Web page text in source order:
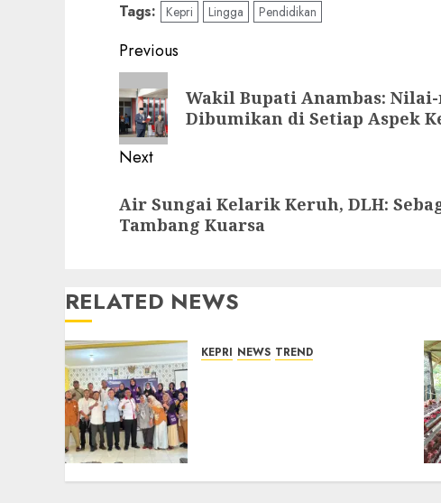
Tags: Kepri Lingga Pendidikan
Post
navigation
Previous
Previous
post:
Wakil Bupati Anambas:
Dibumikan di Setiap Aspek
Next
post:
Air Sungai Kelarik Keruh, DLH:
Tambang Kuarsa
RELATED NEWS
KEPRI NEWS TREND